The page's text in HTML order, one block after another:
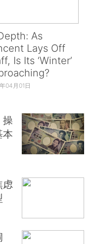
As
Lays Off
Is Its ‘Winter’
04月01日
操
本
虑